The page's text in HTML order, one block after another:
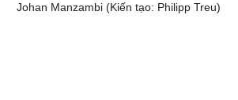
Johan Manzambi (Kiến tạo: Philipp Treu)